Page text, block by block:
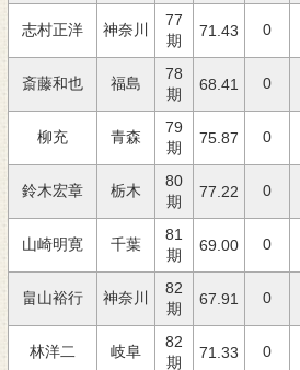
志村正洋 神奈川
77
期
71.43 0
斎藤和也 福島
78
期
68.41 0
柳充 青森
79
期
75.87 0
鈴木宏章 栃木
80
期
77.22 0
山崎明寛 千葉
81
期
69.00 0
畠山裕行 神奈川
82
期
67.91 0
林洋二 岐阜
82
期
71.33 0